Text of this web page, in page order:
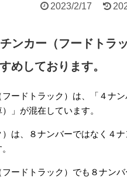
2023/2/17
ンカー（フードトラ
めしております。
ードトラック）は、「４ナ
」が混在しています。
は、８ナンバーではなく４
ードトラック）でも８ナン